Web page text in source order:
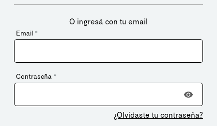
O ingresá con tu email
Email *
Contraseña *
¿Olvidaste tu contraseña?